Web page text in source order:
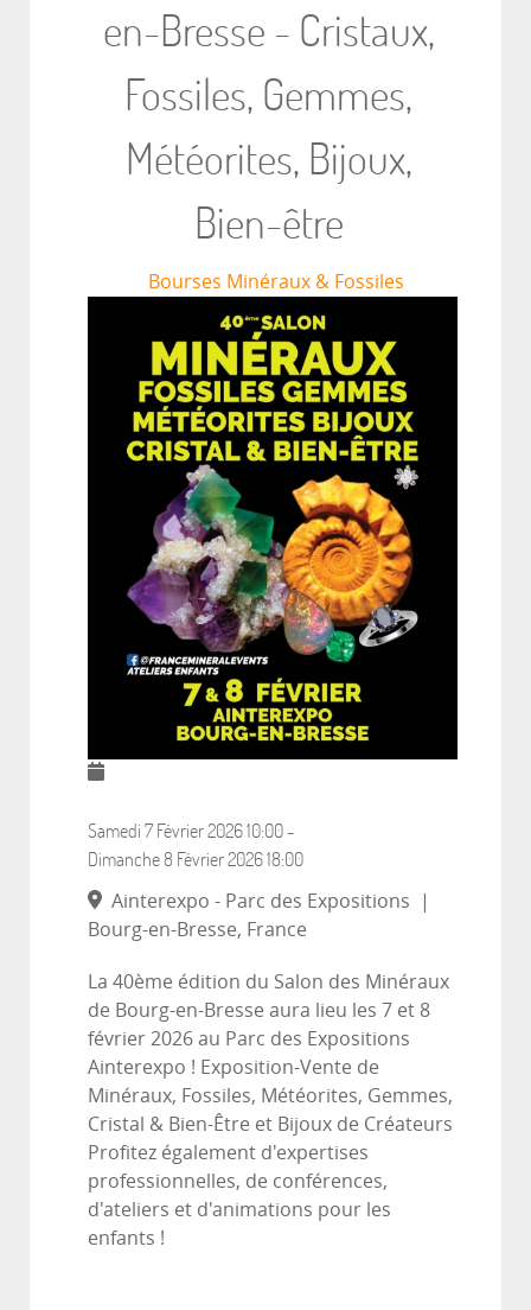
en-Bresse - Cristaux,
Fossiles, Gemmes,
Météorites, Bijoux,
Bien-être
Bourses Minéraux & Fossiles
Samedi 7 Février 202610:00 -
Dimanche 8 Février 202618:00
Ainterexpo - Parc des Expositions
|
Bourg-en-Bresse, France
La 40ème édition du Salon des Minéraux
de Bourg-en-Bresse aura lieu les 7 et 8
février 2026 au Parc des Expositions
Ainterexpo ! Exposition-Vente de
Minéraux, Fossiles, Météorites, Gemmes,
Cristal & Bien-Être et Bijoux de Créateurs
Profitez également d'expertises
professionnelles, de conférences,
d'ateliers et d'animations pour les
enfants !